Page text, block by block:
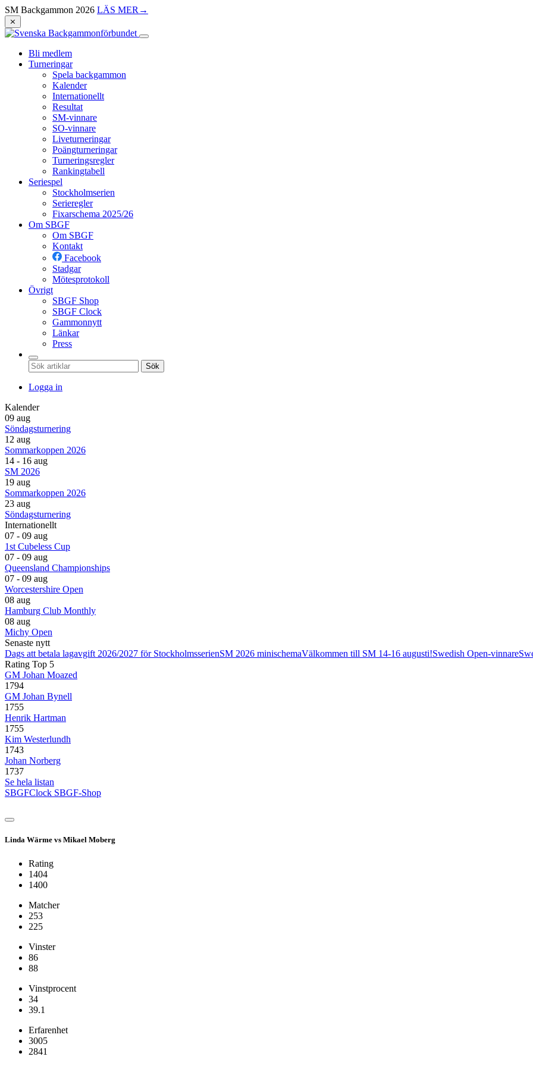
SM Backgammon 2026 LÄS MER →
⨯
Bli medlem
Turneringar
Spela backgammon
Kalender
Internationellt
Resultat
SM-vinnare
SO-vinnare
Liveturneringar
Poängturneringar
Turneringsregler
Rankingtabell
Seriespel
Stockholmserien
Serieregler
Fixarschema 2025/26
Om SBGF
Om SBGF
Kontakt
Facebook
Stadgar
Mötesprotokoll
Övrigt
SBGF Shop
SBGF Clock
Gammonnytt
Länkar
Press
Sök
Logga in
Kalender
09 aug
Söndagsturnering
12 aug
Sommarkoppen 2026
14 - 16 aug
SM 2026
19 aug
Sommarkoppen 2026
23 aug
Söndagsturnering
Internationellt
07 - 09 aug
1st Cubeless Cup
07 - 09 aug
Queensland Championships
07 - 09 aug
Worcestershire Open
08 aug
Hamburg Club Monthly
08 aug
Michy Open
Senaste nytt
Dags att betala lagavgift 2026/2027 för StockholmsserienSM 2026 minischemaVälkommen till SM 14-16 augusti!Swedish Open-vinnare
Rating Top 5
GM Johan Moazed
1794
GM Johan Bynell
1755
Henrik Hartman
1755
Kim Westerlundh
1743
Johan Norberg
1737
Se hela listan
SBGFClock SBGF-Shop
Linda Wärme vs Mikael Moberg
Rating
1404
1400
Matcher
253
225
Vinster
86
88
Vinstprocent
34
39.1
Erfarenhet
3005
2841